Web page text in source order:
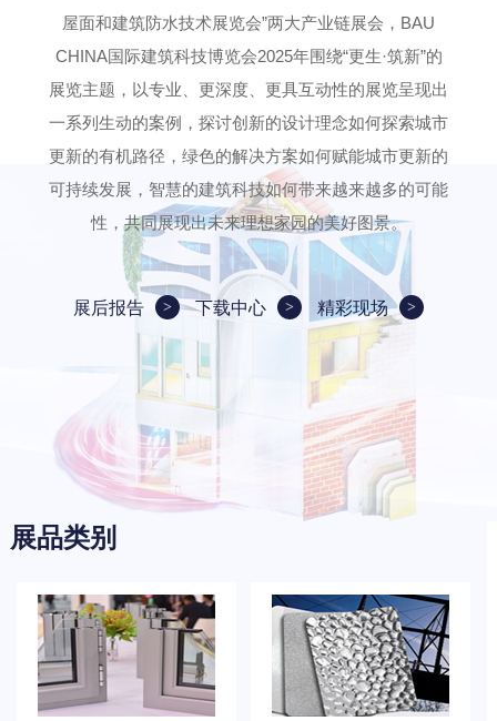
屋面和建筑防水技术展览会”两大产业链展会，BAU
CHINA国际建筑科技博览会2025年围绕“更生·筑新”的
展览主题，以专业、更深度、更具互动性的展览呈现出
一系列生动的案例，探讨创新的设计理念如何探索城市
更新的有机路径，绿色的解决方案如何赋能城市更新的
可持续发展，智慧的建筑科技如何带来越来越多的可能
性，共同展现出未来理想家园的美好图景。
展后报告 下载中心 精彩现场
展品类别